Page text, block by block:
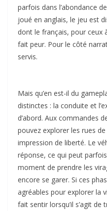
parfois dans l’abondance
joué en anglais, le jeu est
dont le français, pour ceux
fait peur. Pour le côté
servis.
Mais qu’en est-il du
distinctes : la conduite et
d’abord. Aux commandes
pouvez explorer les rues
impression de liberté. Le
réponse, ce qui peut
moment de prendre les
encore se garer. Si ces
agréables pour explorer la
fait sentir lorsqu’il s’agit